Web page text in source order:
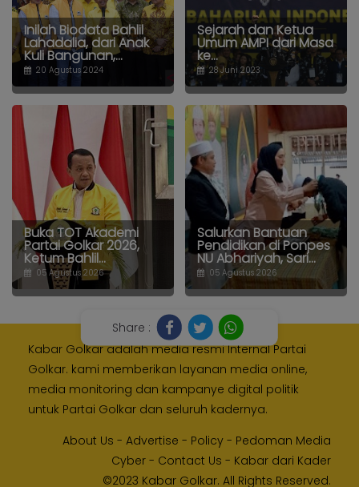
Share :
Inilah Biodata Bahlil
Lahadalia, dari Anak
Kuli Bangunan,...
20 Agustus 2024
Sejarah dan Ketua
Umum AMPI dari Masa
ke...
28 Juni 2023
Buka TOT Akademi
Partai Golkar 2026,
Ketum Bahlil...
05 Agustus 2026
Salurkan Bantuan
Pendidikan di Ponpes
NU Abhariyah, Sari...
05 Agustus 2026
Kabar Golkar adalah media resmi Internal Partai
Golkar. kami memberikan layanan media online,
media monitoring dan kampanye digital politik
untuk Partai Golkar dan seluruh kadernya.
About Us - Advertise - Policy - Pedoman Media
Cyber - Contact Us - Kabar dari Kader
©2023 Kabar Golkar. All Rights Reserved.